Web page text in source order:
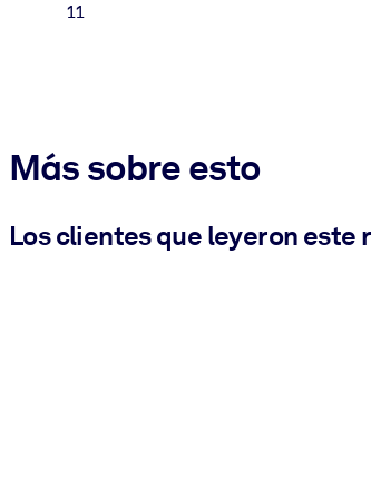
11
Más sobre esto
Los clientes que leyeron